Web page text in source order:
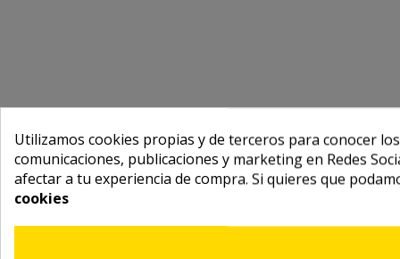
Utilizamos cookies propias y de terceros para conocer
comunicaciones, publicaciones y marketing en Redes
afectar a tu experiencia de compra. Si quieres que
cookies